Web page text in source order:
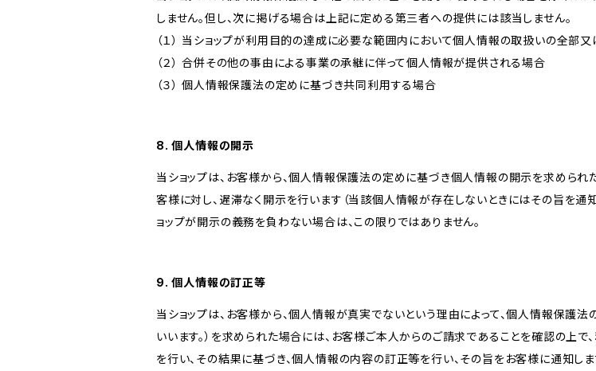
しません。但し、次に掲げる場合は上記に定める第三者への提供には該当しません。
（１） 当ショップが利用目的の達成に必要な範囲内において個人情報の取扱いの全部
（２） 合併その他の事由による事業の承継に伴って個人情報が提供される場合
（３） 個人情報保護法の定めに基づき共同利用する場合
8. 個人情報の開示
当ショップは、お客様から、個人情報保護法の定めに基づき個人情報の開示を求められ
客様に対し、遅滞なく開示を行います（当該個人情報が存在しないときにはその旨を通知
ョップが開示の義務を負わない場合は、この限りではありません。
9. 個人情報の訂正等
当ショップは、お客様から、個人情報が真実でないという理由によって、個人情報保護
いいます。）を求められた場合には、お客様ご本人からのご請求であることを確認の上
を行い、その結果に基づき、個人情報の内容の訂正等を行い、その旨をお客様に通知し